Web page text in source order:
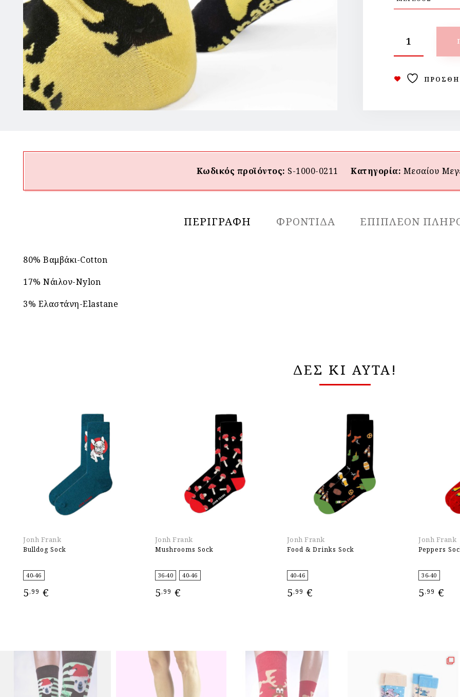
Κωδικός προϊόντος: S-1000-0211 Κατηγορία: Μεσαίου
ΠΕΡΙΓΡΑΦΉ ΦΡΟΝΤΙΔΑ ΕΠΙΠΛΈΟΝ
80% Βαμβάκι-Cotton
17% Νάιλον-Nylon
3% Ελαστάνη-Elastane
ΔΕΣ ΚΙ ΑΥΤΑ!
Jonh Frank
Bulldog Sock
40-46
5,99 €
Jonh Frank
Mushrooms Sock
36-40 40-46
5,99 €
Jonh Frank
Food & Drinks Sock
40-46
5,99 €
Jonh Frank
Peppers
36-40
5,99 €